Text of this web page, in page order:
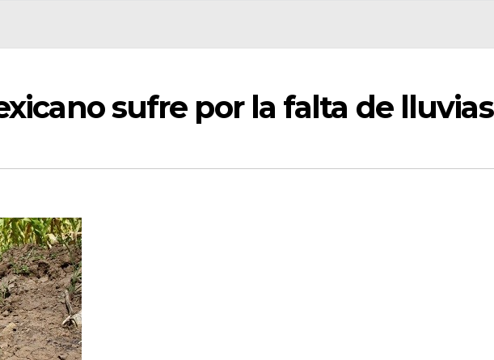
sufre por la falta de lluvias